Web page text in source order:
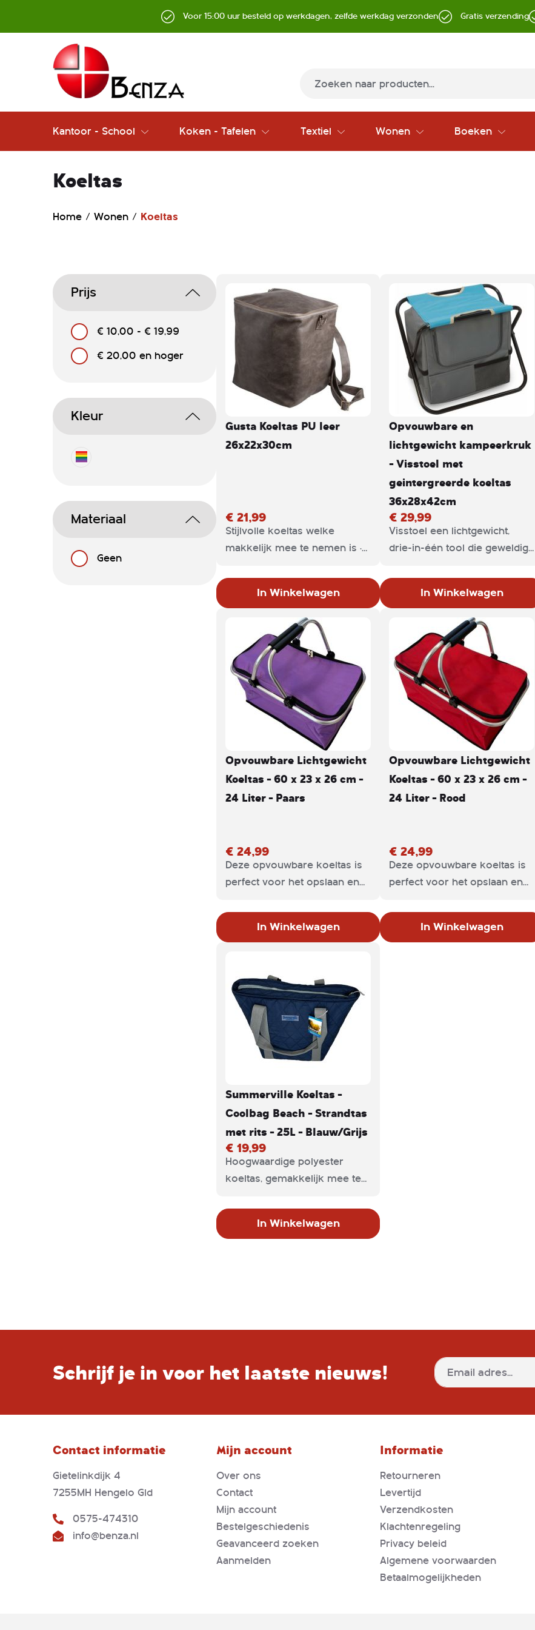
Voor 15:00 uur besteld op werkdagen, zelfde werkdag verzonden Gratis verzending
Kantoor - School Koken - Tafelen Textiel Wonen Boeken
Koeltas
Home Wonen Koeltas
Gusta Koeltas PU leer
26x22x30cm
€ 21,99
Stijlvolle koeltas welke
makkelijk mee te nemen is ·
een bruine kleur · Met
messingkleurige details · 26 x
22 x 30 cm Keep it Cool! Met
deze stijlvolle koeltas steel jij
overal de show. Deze
prachtige koeltas is
In Winkelwagen
Opvouwbare en
lichtgewicht kampeerkruk
- Visstoel met
geintergreerde koeltas
36x28x42cm
€ 29,99
Visstoel een lichtgewicht,
drie-in-één tool die geweldig
en andere buitenavonturen.
In Winkelwagen
Opvouwbare Lichtgewicht
Koeltas - 60 x 23 x 26 cm -
24 Liter - Paars
€ 24,99
Deze opvouwbare koeltas is
perfect voor het opslaan en
drinken. De tas heeft een ruim
koelvak om de inhoud koel
hem op en kun je hem vrij
eenvoudig inklappen,
hierdoor is de koeltas nog
geen 5 cm hoog.
In Winkelwagen
Opvouwbare Lichtgewicht
Koeltas - 60 x 23 x 26 cm -
24 Liter - Rood
€ 24,99
Deze opvouwbare koeltas is
perfect voor het opslaan en
drinken. De tas heeft een ruim
koelvak om de inhoud koel
In Winkelwagen
Summerville Koeltas -
Coolbag Beach - Strandtas
met rits - 25L - Blauw/Grijs
€ 19,99
Hoogwaardige polyester
koeltas, gemakkelijk mee te
draagriemen
In Winkelwagen
Prijs
€ 10,00 - € 19,99
€ 20,00 en hoger
Kleur
Materiaal
Geen
Schrijf je in voor het laatste nieuws!
Abonneer
u
onze
Contact informatie
Gietelinkdijk 4
7255MH Hengelo Gld
0575-474310
info@benza.nl
Mijn account
Over ons
Contact
Mijn account
Bestelgeschiedenis
Geavanceerd zoeken
Aanmelden
Informatie
Retourneren
Levertijd
Verzendkosten
Klachtenregeling
Privacy beleid
Algemene voorwaarden
Betaalmogelijkheden